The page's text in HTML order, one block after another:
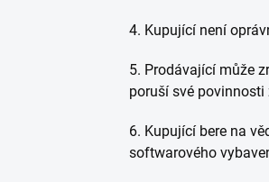
4. Kupující není
5. Prodávající může
poruší své
6. Kupující bere na
softwarového